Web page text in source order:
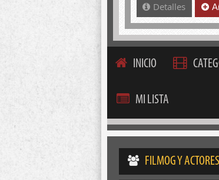
Detalles
INICIO
MI LISTA
FILMOG Y